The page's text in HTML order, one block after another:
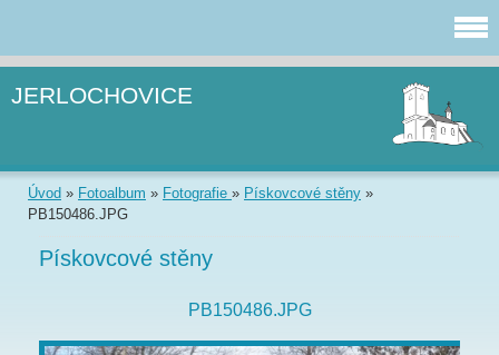
JERLOCHOVICE
Úvod » Fotoalbum » Fotografie » Pískovcové stěny »
PB150486.JPG
Pískovcové stěny
PB150486.JPG